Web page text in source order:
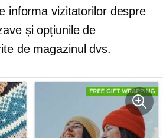
informa vizitatorilor despre
și opțiunile de
de magazinul dvs.